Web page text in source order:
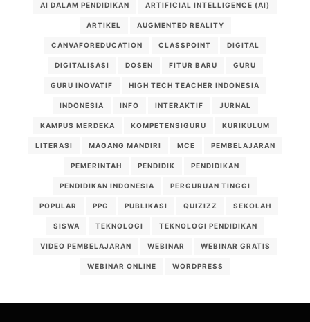
AI DALAM PENDIDIKAN ARTIFICIAL INTELLIGENCE (AI)
ARTIKEL AUGMENTED REALITY
CANVAFOREDUCATION CLASSPOINT DIGITAL
DIGITALISASI DOSEN FITUR BARU GURU
GURU INOVATIF HIGH TECH TEACHER INDONESIA
INDONESIA INFO INTERAKTIF JURNAL
KAMPUS MERDEKA KOMPETENSIGURU KURIKULUM
LITERASI MAGANG MANDIRI MCE PEMBELAJARAN
PEMERINTAH PENDIDIK PENDIDIKAN
PENDIDIKAN INDONESIA PERGURUAN TINGGI
POPULAR PPG PUBLIKASI QUIZIZZ SEKOLAH
SISWA TEKNOLOGI TEKNOLOGI PENDIDIKAN
VIDEO PEMBELAJARAN WEBINAR WEBINAR GRATIS
WEBINAR ONLINE WORDPRESS